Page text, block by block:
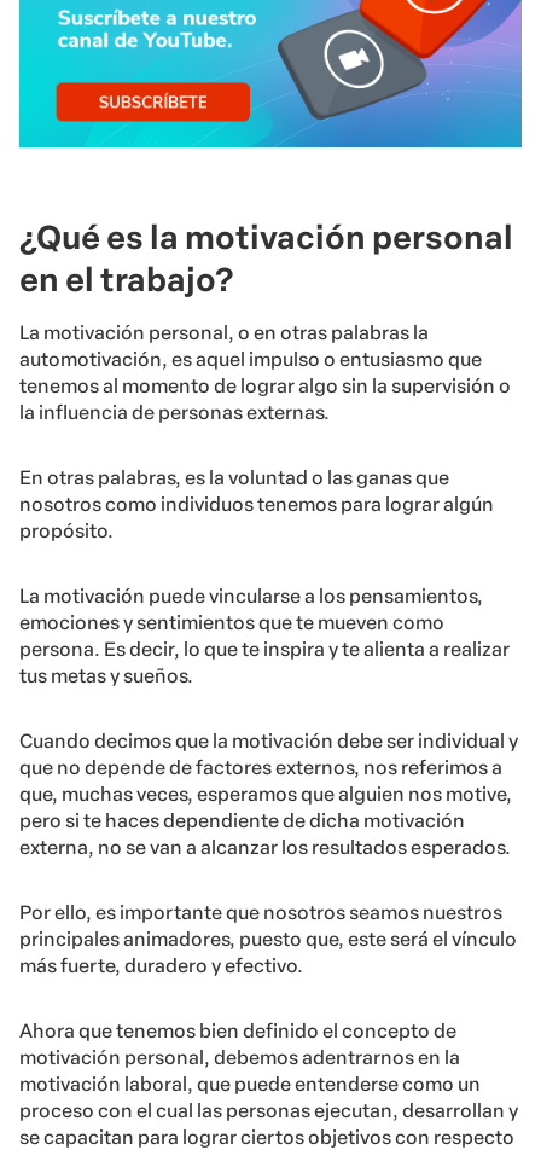
¿Qué es la motivación personal
en el trabajo?
La motivación personal, o en otras palabras la
automotivación, es aquel impulso o entusiasmo que
tenemos al momento de lograr algo sin la supervisión o
la influencia de personas externas.
En otras palabras, es la voluntad o las ganas que
nosotros como individuos tenemos para lograr algún
propósito.
La motivación puede vincularse a los pensamientos,
emociones y sentimientos que te mueven como
persona. Es decir, lo que te inspira y te alienta a realizar
tus metas y sueños.
Cuando decimos que la motivación debe ser individual y
que no depende de factores externos, nos referimos a
que, muchas veces, esperamos que alguien nos motive,
pero si te haces dependiente de dicha motivación
externa, no se van a alcanzar los resultados esperados.
Por ello, es importante que nosotros seamos nuestros
principales animadores, puesto que, este será el vínculo
más fuerte, duradero y efectivo.
Ahora que tenemos bien definido el concepto de
motivación personal, debemos adentrarnos en la
motivación laboral, que puede entenderse como un
proceso con el cual las personas ejecutan, desarrollan y
se capacitan para lograr ciertos objetivos con respecto